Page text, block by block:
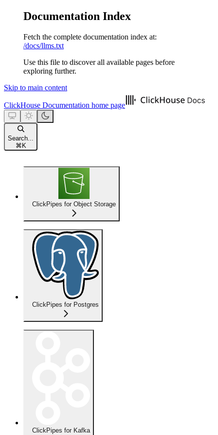
Documentation Index
Fetch the complete documentation index at:
/docs/llms.txt
Use this file to discover all available pages before
exploring further.
Skip to main content
ClickHouse Documentation home page
Search...
⌘ K
ClickPipes for Object Storage
ClickPipes for Postgres
ClickPipes for Kafka